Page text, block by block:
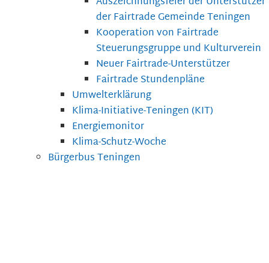
der Fairtrade Gemeinde Teningen
Kooperation von Fairtrade
Steuerungsgruppe und Kulturverein
Neuer Fairtrade-Unterstützer
Fairtrade Stundenpläne
Umwelterklärung
Klima-Initiative-Teningen (KIT)
Energiemonitor
Klima-Schutz-Woche
Bürgerbus Teningen